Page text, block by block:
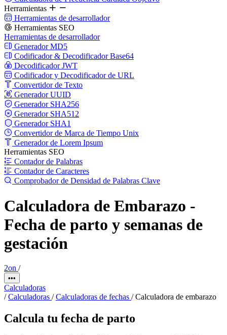
Herramientas
Herramientas de desarrollador
Herramientas SEO
Herramientas de desarrollador
Generador MD5
Codificador & Decodificador Base64
Decodificador JWT
Codificador y Decodificador de URL
Convertidor de Texto
Generador UUID
Generador SHA256
Generador SHA512
Generador SHA1
Convertidor de Marca de Tiempo Unix
Generador de Lorem Ipsum
Herramientas SEO
Contador de Palabras
Contador de Caracteres
Comprobador de Densidad de Palabras Clave
Calculadora de Embarazo -
Fecha de parto y semanas de
gestación
2on /
•••
Calculadoras
/ Calculadoras / Calculadoras de fechas / Calculadora de embarazo
Calcula tu fecha de parto